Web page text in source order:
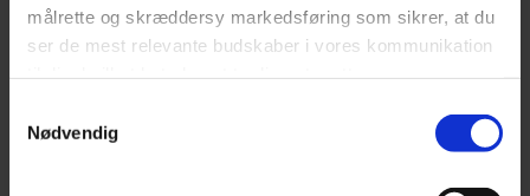
målrette og skræddersy markedsføring som sikrer, at du
ser de mest relevante budskaber i vores kommunikation
bruge følgende teknologier, fordi vi værner om dit
samtykke senere på siden 'Privatlivs- og cookiepolitik'
Nødvendig
Become a partner restaurant
Get the free app